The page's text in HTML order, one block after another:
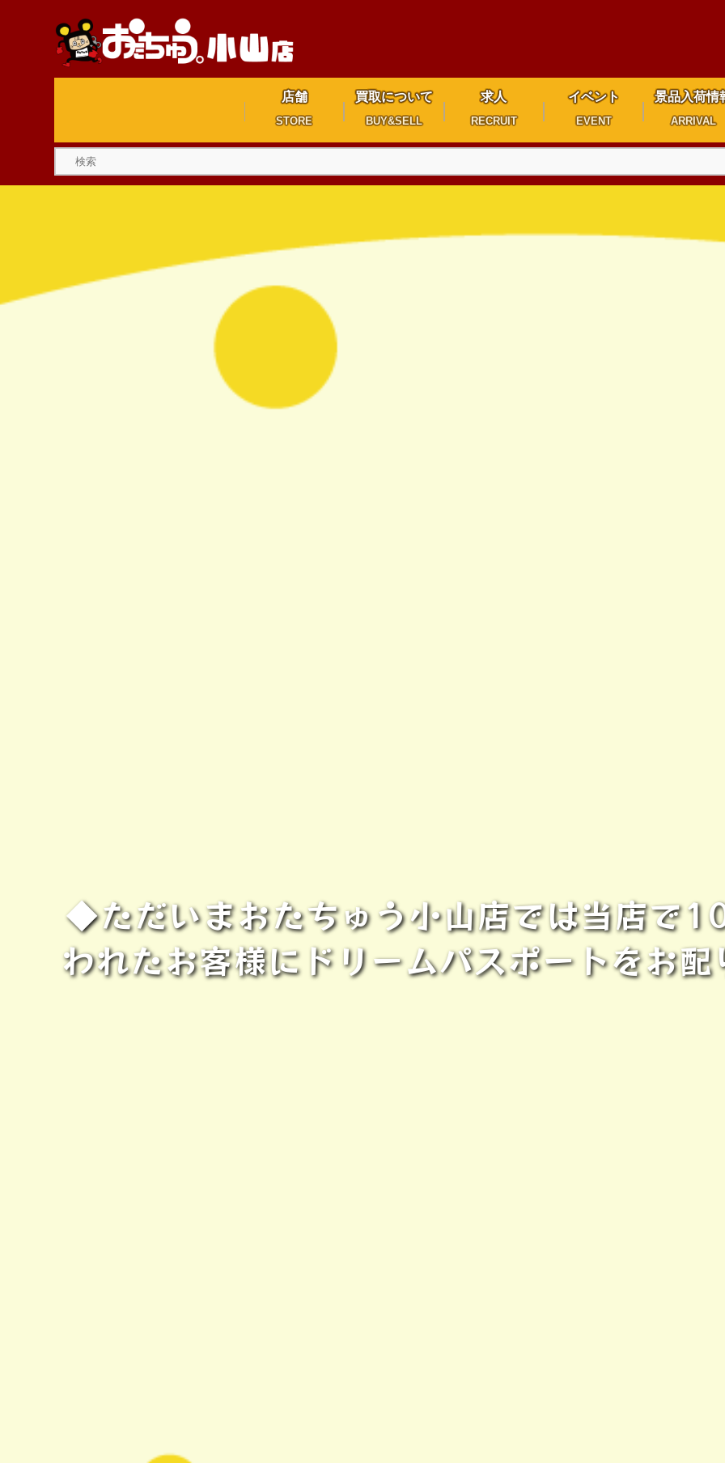
店舗
STORE
買取について
BUY&SELL
求人
RECRUIT
イベント
EVENT
景品入荷情
ARRIVAL
◆ただいまおたちゅう小山店では当店で
われたお客様にドリームパスポートをお